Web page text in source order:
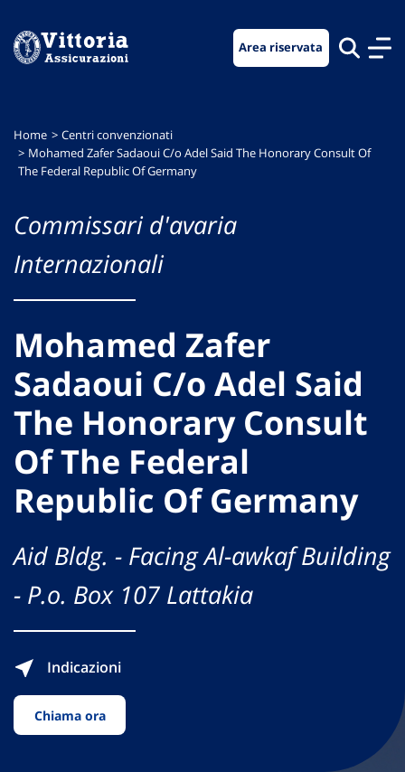
menu
contenuto
footer
Area riservata
Home
Centri convenzionati
Mohamed Zafer Sadaoui C/o Adel Said The Honorary Consult Of
The Federal Republic Of Germany
Commissari d'avaria
Internazionali
Mohamed Zafer
Sadaoui C/o Adel Said
The Honorary Consult
Of The Federal
Republic Of Germany
Aid Bldg. - Facing Al-awkaf Building
- P.o. Box 107 Lattakia
Indicazioni
Chiama ora